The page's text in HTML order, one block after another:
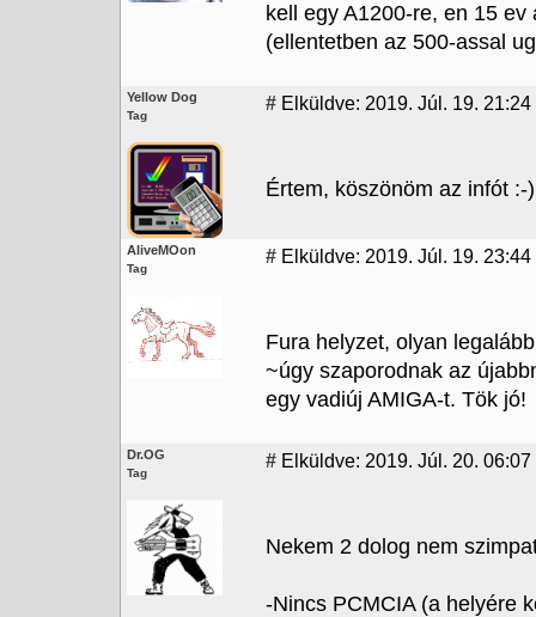
kell egy A1200-re, en 15
(ellentetben az 500-assal
Yellow Dog
Tag
# Elküldve: 2019. Júl. 19. 21:24
Értem, köszönöm az infót :-)
AliveMOon
Tag
# Elküldve: 2019. Júl. 19. 23:44
Fura helyzet, olyan
~úgy szaporodnak az
egy vadiúj AMIGA-t. Tök jó!
Dr.OG
Tag
# Elküldve: 2019. Júl. 20. 06:07
Nekem 2 dolog nem
-Nincs PCMCIA (a helyére